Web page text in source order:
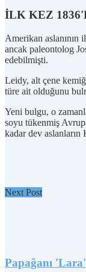
İLK KEZ
Amerikan
ancak paleontolog
edebilmişti.
Leidy, alt çene
türe ait olduğunu
Yeni bulgu, o
soyu tükenmiş
kadar dev
Next Post
Papağanı